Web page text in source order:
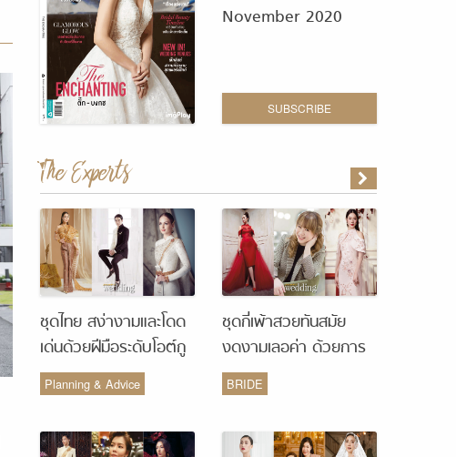
November 2020
SUBSCRIBE
The Experts
ชุดไทย สง่างามและโดด
เด่นด้วยฝีมือระดับโอต์กู
ตูร์ จากห้องเสื้อ Vanus
Couture
Planning & Advice
ชุดกี่เพ้าสวยทันสมัย
งดงามเลอค่า ด้วยการ
รังสรรค์จากห้องเสื้อ
Monique Wedding
BRIDE